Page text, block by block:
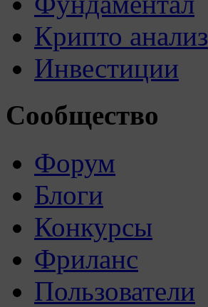
Крипто анализ
Инвестиции
Сообщество
Форум
Блоги
Конкурсы
Фриланс
Пользователи